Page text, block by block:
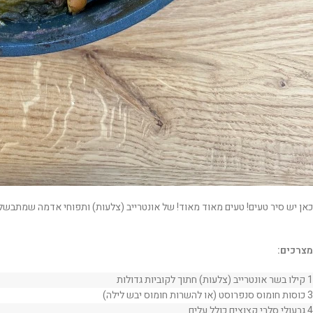
כאן יש סיר טעים! טעים מאוד מאוד! של אונטרייב (צלעות) ותפוחי אדמה שמתבשל 3 שעות בתנור, הבשר רך ומתפרק, התפוחי אדמה כמו של חמין. אין מה להוסיף, זה פשוט טעים
מצרכים:
1 קילו בשר אונטרייב (צלעות) חתוך לקוביות גדולות
3 כוסות חומוס סנפרוסט (או להשרות חומוס יבש לילה)